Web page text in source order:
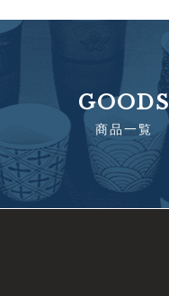
GOODS
商品一覧